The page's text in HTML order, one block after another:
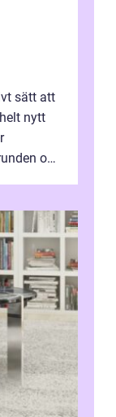
sätt att
nytt
och